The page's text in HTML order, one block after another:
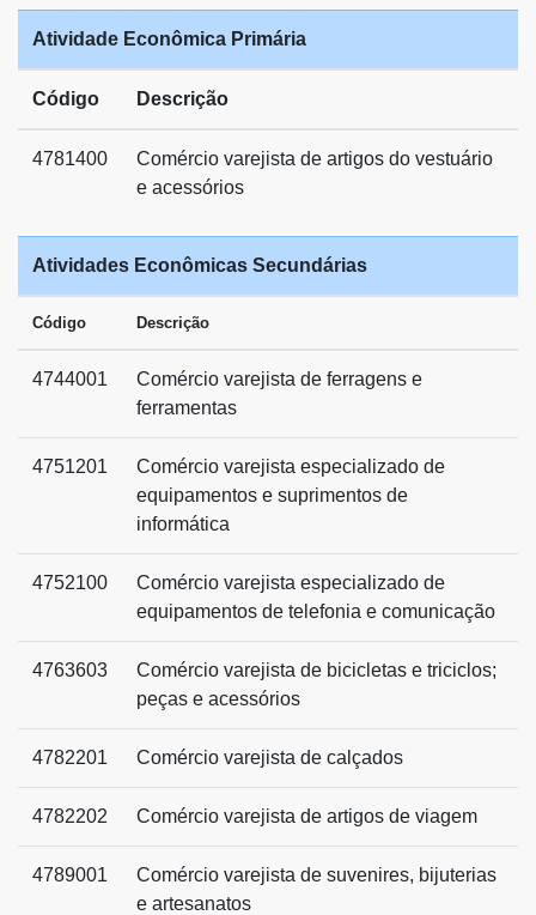
Atividade Econômica Primária
Código Descrição
4781400
Comércio varejista de artigos do vestuário
e acessórios
Atividades Econômicas Secundárias
Código Descrição
4744001
Comércio varejista de ferragens e
ferramentas
4751201
Comércio varejista especializado de
equipamentos e suprimentos de
informática
4752100
Comércio varejista especializado de
equipamentos de telefonia e comunicação
4763603
Comércio varejista de bicicletas e triciclos;
peças e acessórios
4782201 Comércio varejista de calçados
4782202 Comércio varejista de artigos de viagem
4789001
Comércio varejista de suvenires, bijuterias
e artesanatos